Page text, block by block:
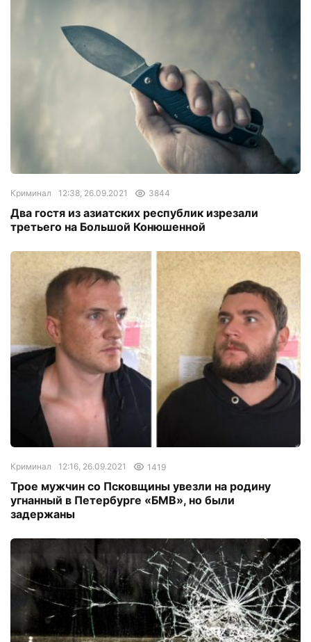
Криминал 12:38, 26.09.2021 3844
Два гостя из азиатских республик изрезали
третьего на Большой Конюшенной
Криминал 12:16, 26.09.2021 1419
Трое мужчин со Псковщины увезли на родину
угнанный в Петербурге «БМВ», но были
задержаны